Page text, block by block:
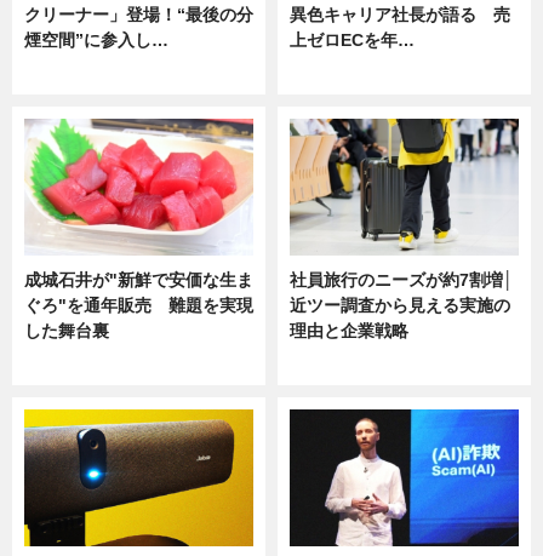
クリーナー」登場！“最後の分
煙空間”に参入し…
異色キャリア社長が語る 売
上ゼロECを年…
成城石井が"新鮮で安価な生ま
ぐろ"を通年販売 難題を実現
した舞台裏
社員旅行のニーズが約7割増│
近ツー調査から見える実施の
理由と企業戦略